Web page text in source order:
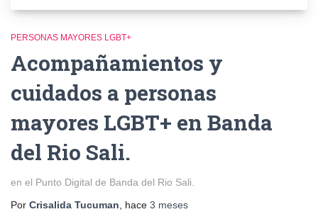
PERSONAS MAYORES LGBT+
Acompañamientos y
cuidados a personas
mayores LGBT+ en Banda
del Rio Sali.
en el Punto Digital de Banda del Rio Sali.
Por Crisalida Tucuman , hace 3 meses